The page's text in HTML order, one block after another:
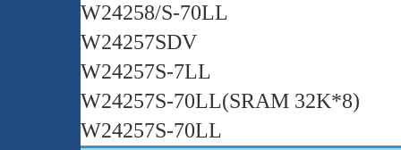
W24258/S-70LL
W24257SDV
W24257S-7LL
W24257S-70LL(SRAM 32K*8)
W24257S-70LL